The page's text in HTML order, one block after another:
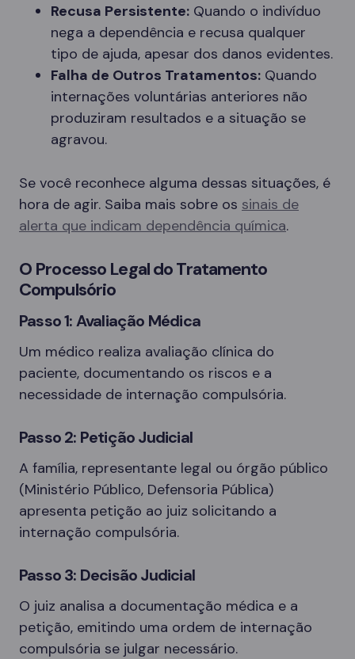
Recusa Persistente: Quando o indivíduo
nega a dependência e recusa qualquer
tipo de ajuda, apesar dos danos evidentes.
Falha de Outros Tratamentos: Quando
internações voluntárias anteriores não
produziram resultados e a situação se
agravou.
Se você reconhece alguma dessas situações, é
hora de agir. Saiba mais sobre os sinais de
alerta que indicam dependência química.
O Processo Legal do Tratamento
Compulsório
Passo 1: Avaliação Médica
Um médico realiza avaliação clínica do
paciente, documentando os riscos e a
necessidade de internação compulsória.
Passo 2: Petição Judicial
A família, representante legal ou órgão público
(Ministério Público, Defensoria Pública)
apresenta petição ao juiz solicitando a
internação compulsória.
Passo 3: Decisão Judicial
O juiz analisa a documentação médica e a
petição, emitindo uma ordem de internação
compulsória se julgar necessário.